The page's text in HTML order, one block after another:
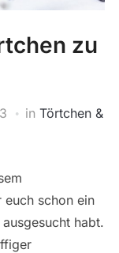
zu
in Törtchen &
euch schon ein
habt.